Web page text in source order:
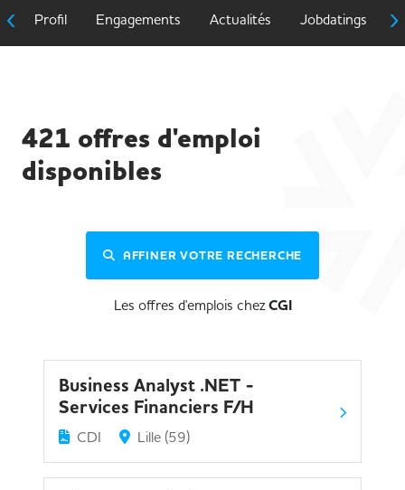
Profil Engagements Actualités Jobdatings
‹ ›
421 offres d'emploi
disponibles
AFFINER VOTRE RECHERCHE
Les offres d'emplois chezCGI
Business Analyst .NET -
Services Financiers F/H
CDI Lille (59)